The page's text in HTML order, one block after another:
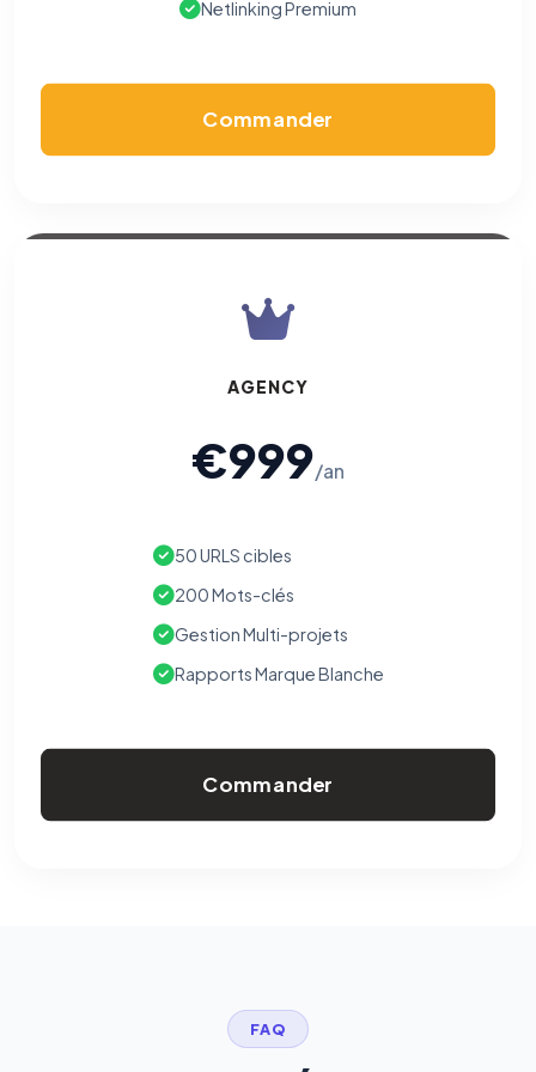
Netlinking Premium
Commander
AGENCY
€999/an
50 URLS cibles
200 Mots-clés
Gestion Multi-projets
Rapports Marque Blanche
Commander
FAQ
Cookies marketing
votre navigation.
Traceurs des courriels HORS SITE WEB
bandeau cookies(cadre distinct du site web). Pour vous y
(section Traceurs dans les Courriels).